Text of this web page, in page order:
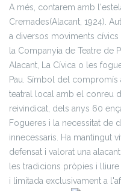
A més, contarem amb
Cremades(Alacant, 1924).
a diversos moviments
la Companyia de Teatre de
Alacant, La Cívica o les
Pau. Símbol del
teatral local amb el conreu
reivindicat, dels anys 60
Fogueres i la necessitat de
innecessaris. Ha mantingut
defensat i valorat una
les tradicions pròpies i lliure
i limitada exclusivament a